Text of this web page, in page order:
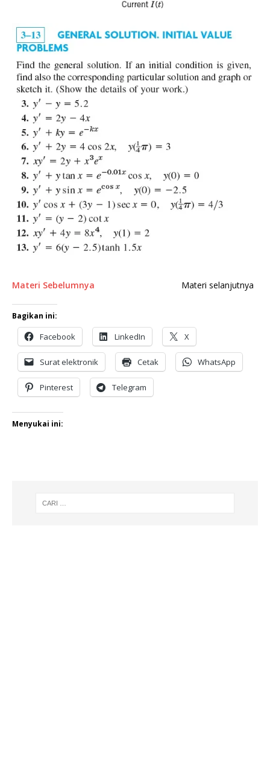
Materi Sebelumnya Materi selanjutnya
Bagikan ini:
Facebook LinkedIn X
Surat elektronik Cetak WhatsApp
Pinterest Telegram
Menyukai ini: